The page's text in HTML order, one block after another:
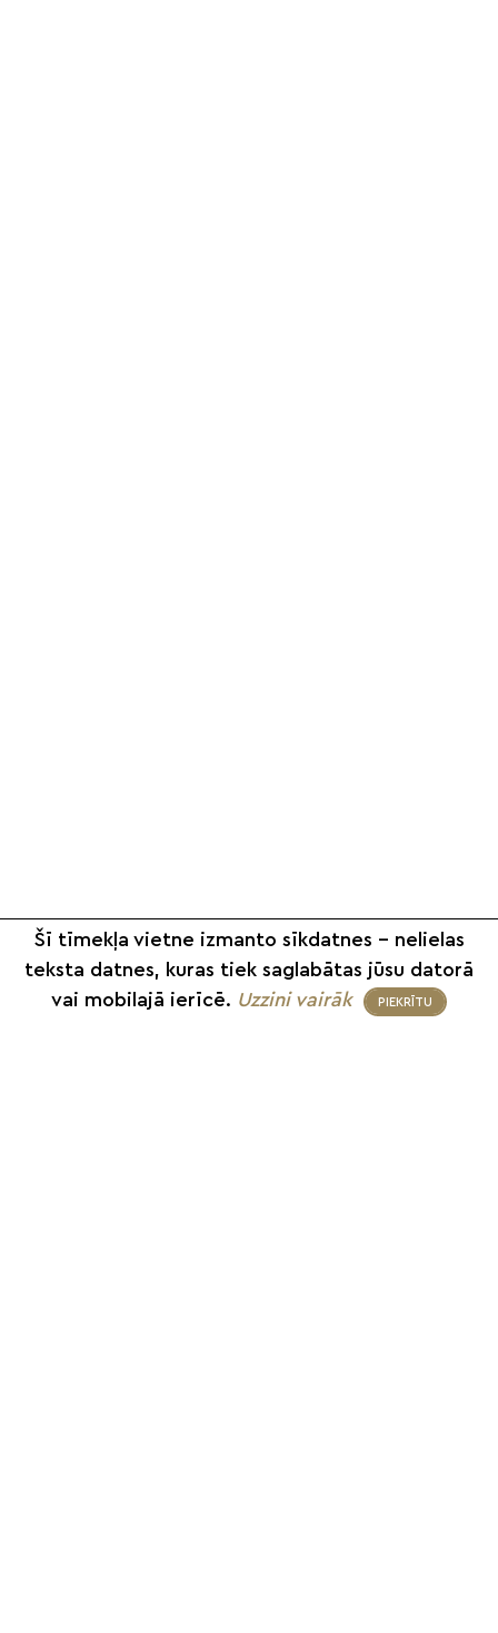
Šī tīmekļa vietne izmanto sīkdatnes – nelielas
teksta datnes, kuras tiek saglabātas jūsu datorā
vai mobilajā ierīcē. Uzzini vairāk PIEKRĪTU